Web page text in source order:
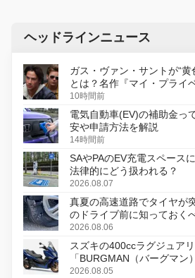
ヘッドラインニュース
ガス・ヴァン・サントが“
とは？名作『マイ・プライ
初のデジタルリマスター版
10時間前
電気自動車(EV)の補助金っ
安や申請方法を解説
14時間前
SAやPAのEV充電スペース
法律的にどう扱われる？
2026.08.07
真夏の高速道路でタイヤが
のドライブ前に知っておく
2026.08.06
スズキの400ccラグジュア
「BURGMAN（バーグマン
変更し、8月18日に発売
2026.08.05